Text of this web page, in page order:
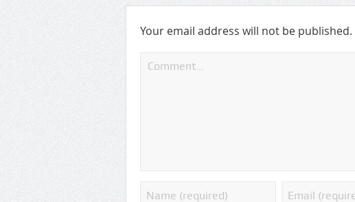
Your email address will not be published.